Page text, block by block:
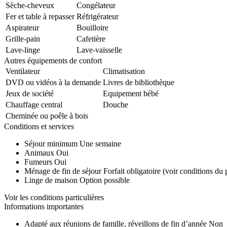
Sèche-cheveux
Congélateur
Fer et table à repasser Réfrigérateur
Aspirateur
Bouilloire
Grille-pain
Cafetière
Lave-linge
Lave-vaisselle
Autres équipements de confort
Ventilateur
Climatisation
DVD ou vidéos à la demande Livres de bibliothèque
Jeux de société
Equipement bébé
Chauffage central
Douche
Cheminée ou poêle à bois
Conditions et services
Séjour minimum Une semaine
Animaux Oui
Fumeurs Oui
Ménage de fin de séjour Forfait obligatoire (voir conditions du
Linge de maison Option possible
Voir les conditions particulières
Informations importantes
Adapté aux réunions de famille, réveillons de fin d’année Non